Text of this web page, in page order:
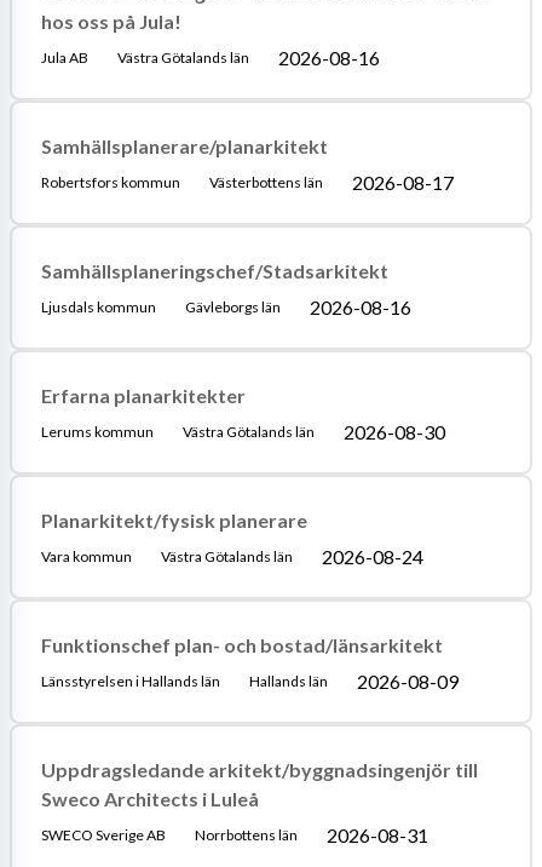
hos oss på Jula!
Jula AB Västra Götalands län 2026-08-16
Samhällsplanerare/planarkitekt
Robertsfors kommun Västerbottens län 2026-08-17
Samhällsplaneringschef/Stadsarkitekt
Ljusdals kommun Gävleborgs län 2026-08-16
Erfarna planarkitekter
Lerums kommun Västra Götalands län 2026-08-30
Planarkitekt/fysisk planerare
Vara kommun Västra Götalands län 2026-08-24
Funktionschef plan- och bostad/länsarkitekt
Länsstyrelsen i Hallands län Hallands län 2026-08-09
Uppdragsledande arkitekt/byggnadsingenjör till
Sweco Architects i Luleå
SWECO Sverige AB Norrbottens län 2026-08-31